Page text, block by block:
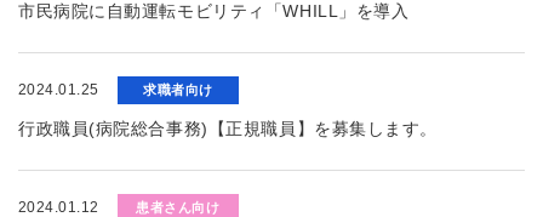
市民病院に自動運転モビリティ「WHILL」を導入
2024.01.25 求職者向け
行政職員(病院総合事務)【正規職員】を募集します。
2024.01.12 患者さん向け